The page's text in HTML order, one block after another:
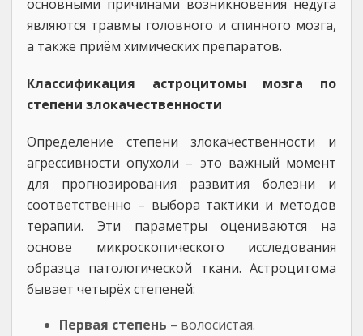
основными причинами возникновения недуга
являются травмы головного и спинного мозга,
а также приём химических препаратов.
Классификация астроцитомы мозга по
степени злокачественности
Определение степени злокачественности и
агрессивности опухоли – это важный момент
для прогнозирования развития болезни и
соответственно – выбора тактики и методов
терапии. Эти параметры оцениваются на
основе микроскопического исследования
образца патологической ткани. Астроцитома
бывает четырёх степеней:
Первая степень – волосистая.